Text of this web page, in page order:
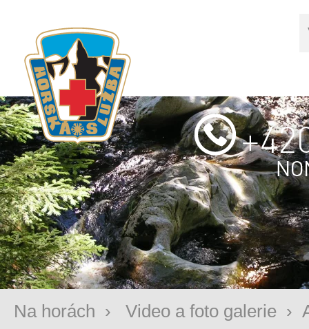
Na horách › Video a foto galerie ›